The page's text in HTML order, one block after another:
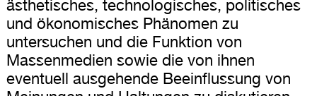
ästhetisches, technologisches, politisches
und ökonomisches Phänomen zu
untersuchen und die Funktion von
Massenmedien sowie die von ihnen
eventuell ausgehende Beeinflussung von